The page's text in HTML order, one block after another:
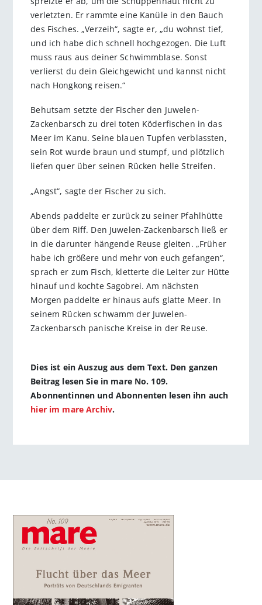
verletzten. Er rammte eine Kanüle in den Bauch
des Fisches. „Verzeih“, sagte er, „du wohnst tief,
und ich habe dich schnell hochgezogen. Die Luft
muss raus aus deiner Schwimmblase. Sonst
verlierst du dein Gleichgewicht und kannst nicht
nach Hongkong reisen.“
Behutsam setzte der Fischer den Juwelen-
Zackenbarsch zu drei toten Köderfischen in das
Meer im Kanu. Seine blauen Tupfen verblassten,
sein Rot wurde braun und stumpf, und plötzlich
liefen quer über seinen Rücken helle Streifen.
„Angst“, sagte der Fischer zu sich.
Abends paddelte er zurück zu seiner Pfahlhütte
über dem Riff. Den Juwelen-Zackenbarsch ließ er
in die darunter hängende Reuse gleiten. „Früher
habe ich größere und mehr von euch gefangen“,
sprach er zum Fisch, kletterte die Leiter zur Hütte
hinauf und kochte Sagobrei. Am nächsten
Morgen paddelte er hinaus aufs glatte Meer. In
seinem Rücken schwamm der Juwelen-
Zackenbarsch panische Kreise in der Reuse.
Dies ist ein Auszug aus dem Text. Den ganzen
Beitrag lesen Sie in mare No. 109.
Abonnentinnen und Abonnenten lesen ihn auch
hier im mare Archiv.